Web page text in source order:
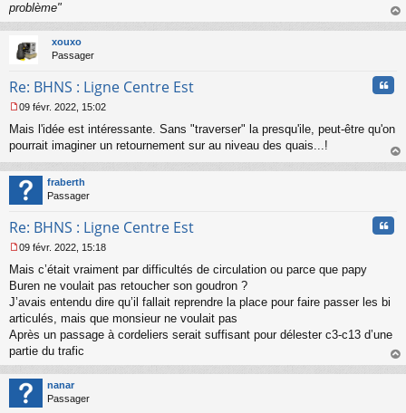
problème"
au
xouxo
Passager
Re: BHNS : Ligne Centre Est
e
s
a
g
e
o
l
u
09 févr. 2022, 15:02
Mais l'idée est intéressante. Sans "traverser" la presqu'ile, peut-être qu'on
pourrait imaginer un retournement sur au niveau des quais...!
au
fraberth
Passager
Re: BHNS : Ligne Centre Est
e
s
s
a
g
e
n
o
n
l
u
09 févr. 2022, 15:18
Mais c’était vraiment par difficultés de circulation ou parce que papy
Buren ne voulait pas retoucher son goudron ?
J’avais entendu dire qu’il fallait reprendre la place pour faire passer les bi
articulés, mais que monsieur ne voulait pas
Après un passage à cordeliers serait suffisant pour délester c3-c13 d’une
partie du trafic
au
nanar
Passager